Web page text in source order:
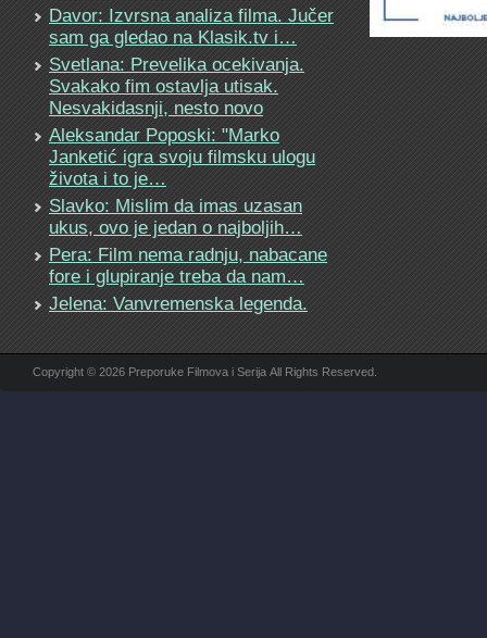
Davor: Izvrsna analiza filma. Jučer
sam ga gledao na Klasik.tv i…
Svetlana: Prevelika ocekivanja.
Svakako fim ostavlja utisak.
Nesvakidasnji, nesto novo
Aleksandar Poposki: "Marko
Janketić igra svoju filmsku ulogu
života i to je…
Slavko: Mislim da imas uzasan
ukus, ovo je jedan o najboljih…
Pera: Film nema radnju, nabacane
fore i glupiranje treba da nam…
Jelena: Vanvremenska legenda.
Copyright © 2026 Preporuke Filmova i Serija All Rights Reserved.